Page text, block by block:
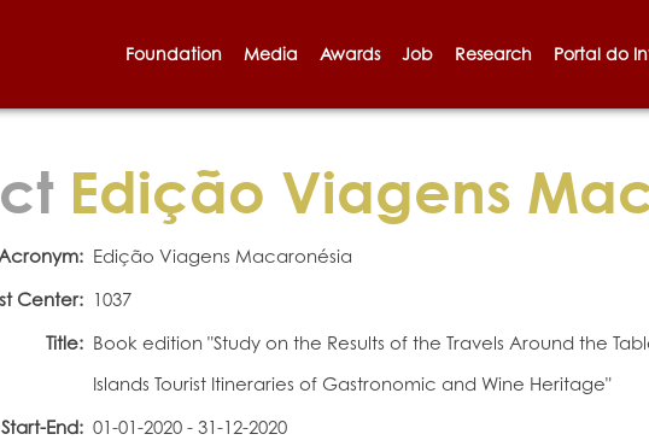
Foundation Media Awards Job Research Portal do
Edição Viagens
Edição Viagens Macaronésia
Center: 1037
Title: Book edition "Study on the Results of the Travels Around the
Islands Tourist Itineraries of Gastronomic and Wine Heritage"
Start-End: 01-01-2020 - 31-12-2020